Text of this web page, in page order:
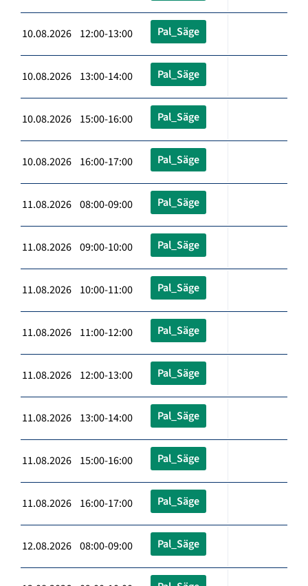
10.08.2026 12:00-13:00 Pal_Säge
10.08.2026 13:00-14:00 Pal_Säge
10.08.2026 15:00-16:00 Pal_Säge
10.08.2026 16:00-17:00 Pal_Säge
11.08.2026 08:00-09:00 Pal_Säge
11.08.2026 09:00-10:00 Pal_Säge
11.08.2026 10:00-11:00 Pal_Säge
11.08.2026 11:00-12:00 Pal_Säge
11.08.2026 12:00-13:00 Pal_Säge
11.08.2026 13:00-14:00 Pal_Säge
11.08.2026 15:00-16:00 Pal_Säge
11.08.2026 16:00-17:00 Pal_Säge
12.08.2026 08:00-09:00 Pal_Säge